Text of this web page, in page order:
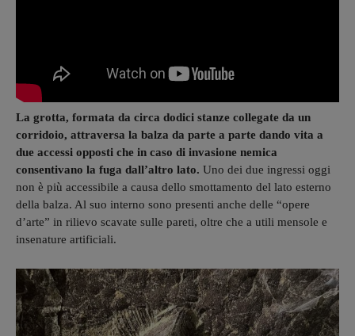
La grotta, formata da circa dodici stanze collegate da un
corridoio, attraversa la balza da parte a parte dando vita a
due accessi opposti che in caso di invasione nemica
consentivano la fuga dall’altro lato. Uno dei due ingressi oggi
non è più accessibile a causa dello smottamento del lato esterno
della balza. Al suo interno sono presenti anche delle “opere
d’arte” in rilievo scavate sulle pareti, oltre che a utili mensole e
insenature artificiali.